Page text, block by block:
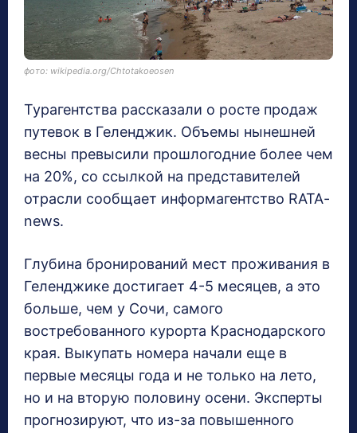
фото: wikipedia.org/Chtotakoeosen
Турагентства рассказали о росте продаж
путевок в Геленджик. Объемы нынешней
весны превысили прошлогодние более чем
на 20%, со ссылкой на представителей
отрасли сообщает информагентство RATA-
news.
Глубина бронирований мест проживания в
Геленджике достигает 4-5 месяцев, а это
больше, чем у Сочи, самого
востребованного курорта Краснодарского
края. Выкупать номера начали еще в
первые месяцы года и не только на лето,
но и на вторую половину осени. Эксперты
прогнозируют, что из-за повышенного